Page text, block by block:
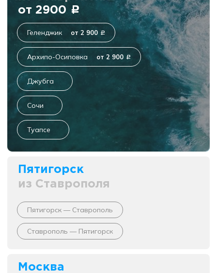
от 2900 c
Геленджик от 2 900 c
Архипо-Осиповка от 2 900 c
Джубга
Сочи
Туапсе
Пятигорск
из Ставрополя
Пятигорск — Ставрополь
Ставрополь — Пятигорск
Москва